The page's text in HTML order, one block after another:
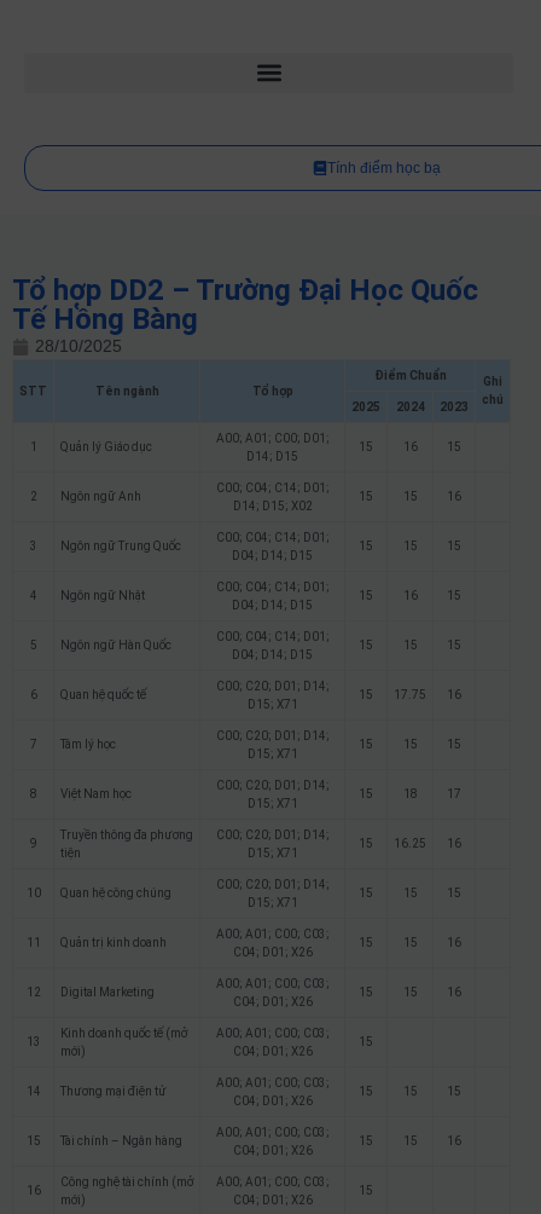
Tính điểm học bạ
Tổ hợp DD2 – Trường Đại Học Quốc
Tế Hồng Bàng
28/10/2025
STT Tên ngành Tổ hợp
Điểm Chuẩn
Ghi
chú
2025 2024 2023
1 Quản lý Giáo dục
A00; A01; C00; D01;
D14; D15
15 16 15
2 Ngôn ngữ Anh
C00; C04; C14; D01;
D14; D15; X02
15 15 16
3 Ngôn ngữ Trung Quốc
C00; C04; C14; D01;
D04; D14; D15
15 15 15
4 Ngôn ngữ Nhật
C00; C04; C14; D01;
D04; D14; D15
15 16 15
5 Ngôn ngữ Hàn Quốc
C00; C04; C14; D01;
D04; D14; D15
15 15 15
6 Quan hệ quốc tế
C00; C20; D01; D14;
D15; X71
15 17.75 16
7 Tâm lý học
C00; C20; D01; D14;
D15; X71
15 15 15
8 Việt Nam học
C00; C20; D01; D14;
D15; X71
15 18 17
9
Truyền thông đa phương
tiện
C00; C20; D01; D14;
D15; X71
15 16.25 16
10 Quan hệ công chúng
C00; C20; D01; D14;
D15; X71
15 15 15
11 Quản trị kinh doanh
A00; A01; C00; C03;
C04; D01; X26
15 15 16
12 Digital Marketing
A00; A01; C00; C03;
C04; D01; X26
15 15 16
13
Kinh doanh quốc tế (mở
mới)
A00; A01; C00; C03;
C04; D01; X26
15
14 Thương mại điện tử
A00; A01; C00; C03;
C04; D01; X26
15 15 15
15 Tài chính – Ngân hàng
A00; A01; C00; C03;
C04; D01; X26
15 15 16
16
Công nghệ tài chính (mở
mới)
A00; A01; C00; C03;
C04; D01; X26
15